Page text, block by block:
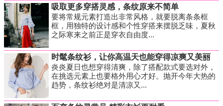
吸取更多穿搭灵感，条纹原来不简单
要将常规元素打造出非常风格，就要脱离条条框
框，用独特的设计感和个性穿搭来摆脱乏味，夏秋
之际寒来之前正是穿衣自由度...
时髦条纹衫，让你高温天也能穿得凉爽又美丽
炎炎夏日也想穿得清爽，除了搭配款式要选对外，
在挑选元素上也要格外用心才好。抛开今年大热的
趋势，条纹衫绝对是清凉又...